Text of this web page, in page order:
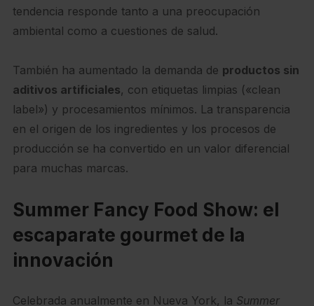
tendencia responde tanto a una preocupación
ambiental como a cuestiones de salud.
También ha aumentado la demanda de productos sin
aditivos artificiales, con etiquetas limpias («clean
label») y procesamientos mínimos. La transparencia
en el origen de los ingredientes y los procesos de
producción se ha convertido en un valor diferencial
para muchas marcas.
Summer Fancy Food Show: el
escaparate gourmet de la
innovación
Celebrada anualmente en Nueva York, la Summer